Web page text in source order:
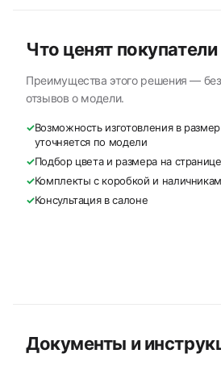
Что ценят покупатели
Преимущества этого решения —
отзывов о модели.
✓Возможность изготовления в
уточняется по модели
✓Подбор цвета и размера на
✓Комплекты с коробкой и
✓Консультация в салоне
Документы и